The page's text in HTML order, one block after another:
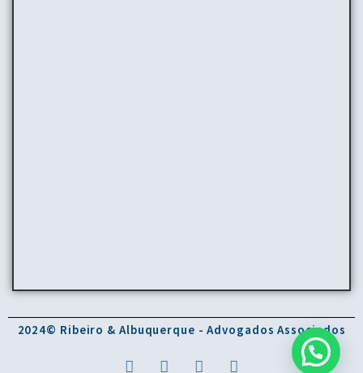
2024© Ribeiro & Albuquerque - Advogados Associados